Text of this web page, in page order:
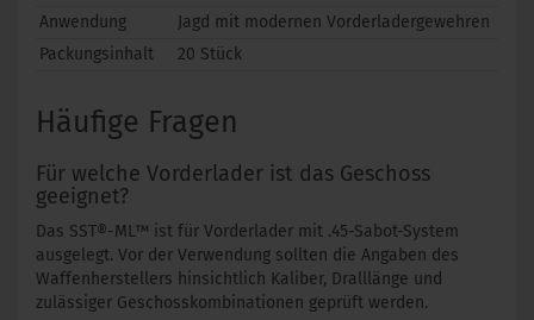
Anwendung
Jagd mit modernen Vorderladergewehren
Packungsinhalt
20 Stück
Häufige Fragen
Für welche Vorderlader ist das Geschoss
geeignet?
Das SST®-ML™ ist für Vorderlader mit .45-Sabot-System
ausgelegt. Vor der Verwendung sollten die Angaben des
Waffenherstellers hinsichtlich Kaliber, Dralllänge und
zulässiger Geschosskombinationen geprüft werden.